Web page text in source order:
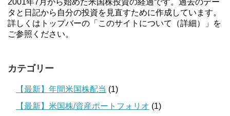
タと日記から自分の投資を見直すために作成しています。
詳しくはトップバーの「このサイトについて（詳細）」を
ご参照ください。
カテゴリー
【最新】年間米国株配当 (1)
【最新】米国株/資産ポートフォリオ (1)